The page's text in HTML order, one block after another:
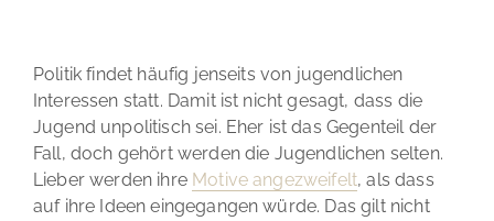
Politik findet häufig jenseits von jugendlichen
Interessen statt. Damit ist nicht gesagt, dass die
Jugend unpolitisch sei. Eher ist das Gegenteil der
Fall, doch gehört werden die Jugendlichen selten.
Lieber werden ihre Motive angezweifelt, als dass
auf ihre Ideen eingegangen würde. Das gilt nicht